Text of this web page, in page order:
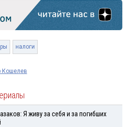
налоги
Кошелев
Я живу за себя и за погибших